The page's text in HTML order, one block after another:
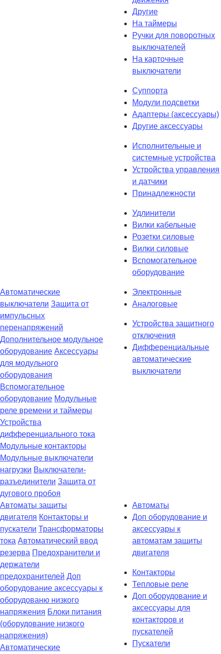
Другие
На таймеры
Ручки для поворотных
выключателей
На карточные
выключатели
Суппорта
Модули подсветки
Адаптеры (аксессуары)
Другие аксессуары
Исполнительные и
системные устройства
Устройства управления
и датчики
Принадлежности
Удлинители
Вилки кабельные
Розетки силовые
Вилки силовые
Вспомогательное
оборудование
Автоматические
выключатели Защита от
импульсных
перенапряжений
Дополнительное модульное
оборудование Аксессуары
для модульного
оборудования
Вспомогательное
оборудование Модульные
реле времени и таймеры
Устройства
дифференциального тока
Модульные контакторы
Модульные выключатели
нагрузки Выключатели-
разъединители Защита от
дугового пробоя
Электронные
Аналоговые
Устройства защитного
отключения
Дифференциальные
автоматические
выключатели
Автоматы защиты
двигателя Контакторы и
пускатели Трансформаторы
тока Автоматический ввод
резерва Предохранители и
держатели
предохранителей Доп
оборудование аксессуары к
оборудованю низкого
напряжения Блоки питания
(оборудование низкого
напряжения)
Автоматические
Автоматы
Доп оборудование и
аксессуары к
автоматам защиты
двигателя
Контакторы
Тепловые реле
Доп оборудование и
аксессуары для
контакторов и
пускателей
Пускатели